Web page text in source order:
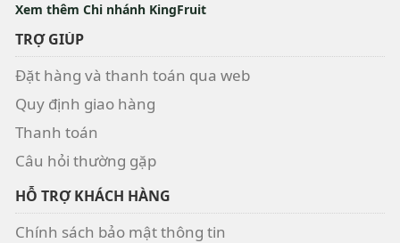
Xem thêm Chi nhánh KingFruit
TRỢ GIÚP
Đặt hàng và thanh toán qua web
Quy định giao hàng
Thanh toán
Câu hỏi thường gặp
HỖ TRỢ KHÁCH HÀNG
Chính sách bảo mật thông tin